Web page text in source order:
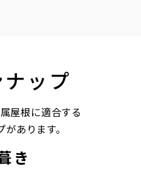
ップ
屋根に適合する
あります。
き